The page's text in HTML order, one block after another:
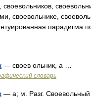
своевольников,
своевольнике,
парадигма
— своев ольник, а …
словарь
— а; м. Разг.